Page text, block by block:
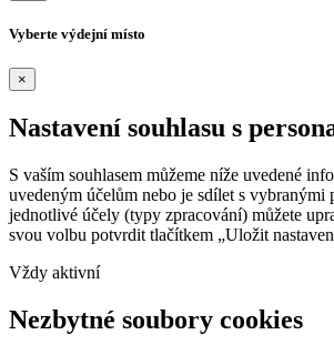
Vyberte výdejní místo
×
Nastavení souhlasu s
S vaším souhlasem můžeme níže uvedené
uvedeným účelům nebo je sdílet s vybranými
jednotlivé účely (typy zpracování) můžete
svou volbu potvrdit tlačítkem „Uložit
Vždy aktivní
Nezbytné soubory cookies